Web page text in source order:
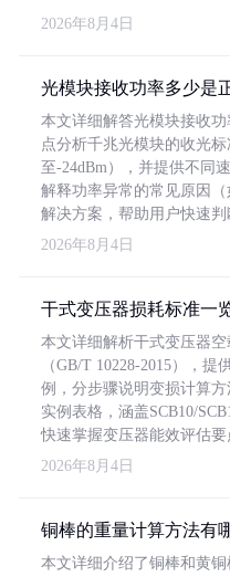
2026年8月4日
光模块接收功率多少是
本文详细解答光模块接收
点分析千兆光模块的收光
至-24dBm），并提供不同
解释功率异常的常见原因
解决方案，帮助用户快速判
2026年8月4日
干式变压器损耗标准一
本文详细解析干式变压器
（GB/T 10228-2015），
例，分步骤说明变损计算
实例表格，涵盖SCB10/
快速掌握变压器能效评估要
2026年8月4日
铜棒的重量计算方法有
本文详细介绍了铜棒和黄